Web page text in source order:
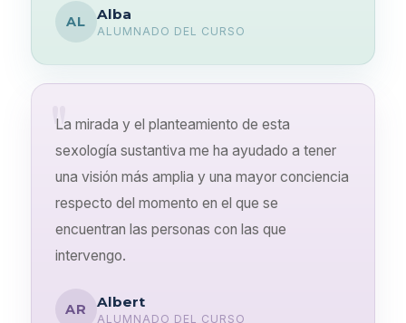
AL Alba
ALUMNADO DEL CURSO
La mirada y el planteamiento de esta
sexología sustantiva me ha ayudado a tener
una visión más amplia y una mayor conciencia
respecto del momento en el que se
encuentran las personas con las que
intervengo.
AR Albert
ALUMNADO DEL CURSO